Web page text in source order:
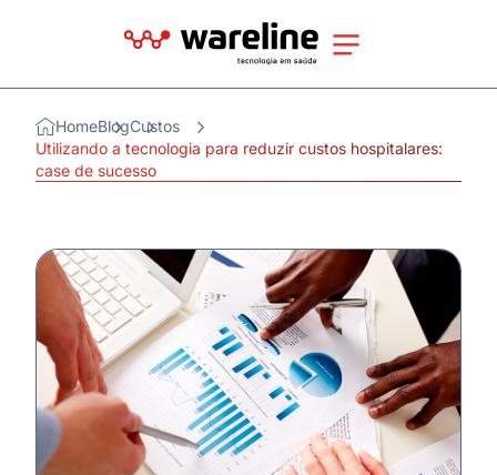
HomeBlogCustos
Utilizando a tecnologia para reduzir custos hospitalares:
case de sucesso